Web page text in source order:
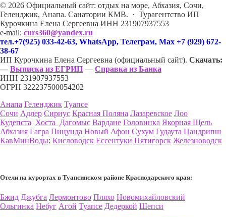
© 2026 Официальный сайт: отдых на море, Абхазия, Сочи,
Геленджик, Анапа. Санатории КМВ. · Турагентство ИП
Курочкина Елена Сергеевна ИНН 231907937553
e-mail: curs360@yandex.ru
тел.+7(925) 033-42-63, WhatsApp, Телеграм, Max +7 (929) 672-
38-67
ИП Курочкина Елена Сергеевна (официальный сайт). Скачать:
— Выписка из ЕГРИП — Справка из Банка
ИНН 231907937553
ОГРН 322237500054202
Анапа Геленджик Туапсе
Сочи Адлер Сириус Красная Поляна Лазаревское Лоо
Кудепста Хоста Дагомыс Вардане Головинка Якорная Щель
Абхазия Гагра Пицунда Новый Афон Сухум Гудаута Цандрипш
КавМинВоды: Кисловодск Ессентуки Пятигорск Железноводск
Отели на курортах в Туапсинском районе Краснодарского края:
Бжид Джубга Лермонтово Пляхо Новомихайловский
Ольгинка Небуг Агой Туапсе Дедеркой Шепси